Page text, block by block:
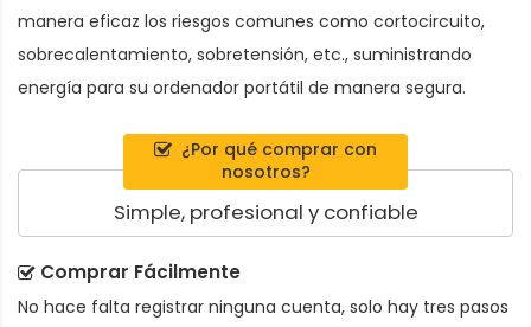
manera eficaz los riesgos comunes como cortocircuito,
sobrecalentamiento, sobretensión, etc., suministrando
energía para su ordenador portátil de manera segura.
¿Por qué comprar con
nosotros?
Simple, profesional y confiable
Comprar Fácilmente
No hace falta registrar ninguna cuenta, solo hay tres pasos